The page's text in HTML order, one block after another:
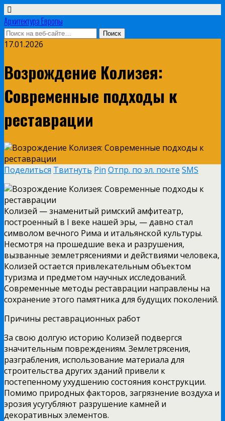
Архитектура Европы
17.01.2026
Возрождение Колизея:
Современные подходы к
реставрации
Поделиться Твитнуть Pin Отпр. по эл. почте SMS
Колизей — знаменитый римский амфитеатр,
построенный в I веке нашей эры, — давно стал
символом вечного Рима и итальянской культуры.
Несмотря на прошедшие века и разрушения,
вызванные землетрясениями и действиями человека,
Колизей остается привлекательным объектом
туризма и предметом научных исследований.
Современные методы реставрации направлены на
сохранение этого памятника для будущих поколений.
Причины реставрационных работ
За свою долгую историю Колизей подвергся
значительным повреждениям. Землетрясения,
разграбления, использование материала для
строительства других зданий привели к
постепенному ухудшению состояния конструкции.
Помимо природных факторов, загрязнение воздуха и
эрозия усугубляют разрушение камней и
декоративных элементов.